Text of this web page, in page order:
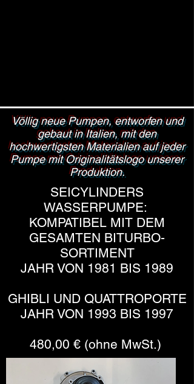
Völlig neue Pumpen, entworfen und
gebaut in Italien, mit den
hochwertigsten Materialien auf jeder
Pumpe mit Originalitätslogo unserer
Produktion.
SEICYLINDERS
WASSERPUMPE:
KOMPATIBEL MIT DEM
GESAMTEN BITURBO-
SORTIMENT
JAHR VON 1981 BIS 1989
GHIBLI UND QUATTROPORTE
JAHR VON 1993 BIS 1997
480,00 € (ohne MwSt.)